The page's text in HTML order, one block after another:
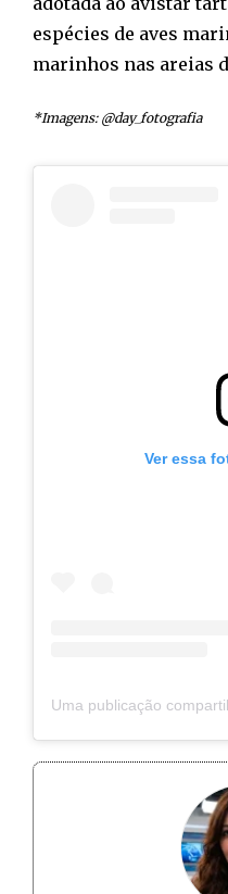
espécies de aves
marinhos nas areias
*Imagens: @day_fotografia
Ver essa